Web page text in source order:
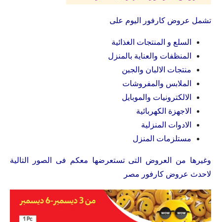
تشمل عروض كارفور اليوم على
السلع و المنتجات الغذائية
المنظفات والعناية بالمنزل
منتجات الالبان والجبن
الملابس والمفروشات
الالكترونيات والموبايل
الاجهزة الكهربائية
الادوات المنزلية
مستلزمات المنزل
وغيرها من العروض التى تستعرضها معكم فى الصور التالية
لاحدث عروض كارفور مصر